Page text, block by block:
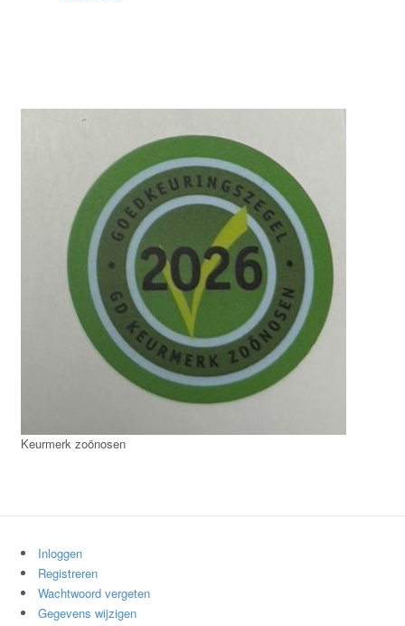
Keurmerk zoönosen
Inloggen
Registreren
Wachtwoord vergeten
Gegevens wijzigen